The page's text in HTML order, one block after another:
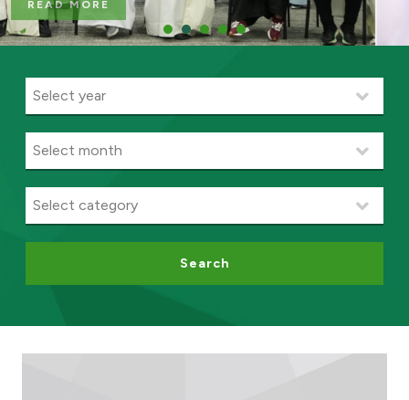
Ways to bank
Tools & Services
After Sales Services
Contact us
Malaysia
READ MORE
Search